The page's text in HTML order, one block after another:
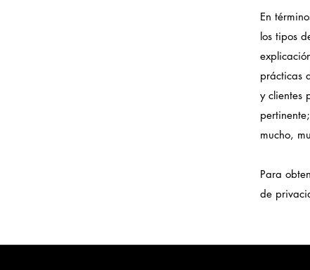
En
los tipos
prácticas
y clientes
mucho,
Para
de